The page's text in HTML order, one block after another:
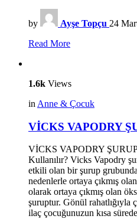
by Ayşe Topçu 24
Read More
1.6k Views
in Anne & Çocuk
VİCKS VAPODRY
VİCKS VAPODRY
Kullanılır? Vicks Vapodry
etkili olan bir şurup
nedenlerle ortaya çıkmış
olarak ortaya çıkmış olan
şuruptur. Gönül rahatlığıyla
ilaç çocuğunuzun kısa